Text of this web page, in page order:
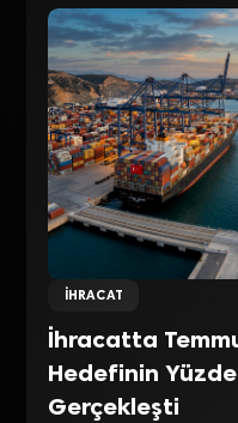
İHRACAT
İhracatta
Hedefinin
Gerçekleşti